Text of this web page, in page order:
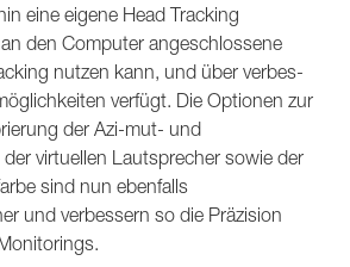
eine eigene Head Tracking
den Computer angeschlossene
nutzen kann, und über verbes-
verfügt. Die Optionen zur
der Azi-mut- und
virtuellen Lautsprecher sowie der
sind nun ebenfalls
und verbessern so die Präzision